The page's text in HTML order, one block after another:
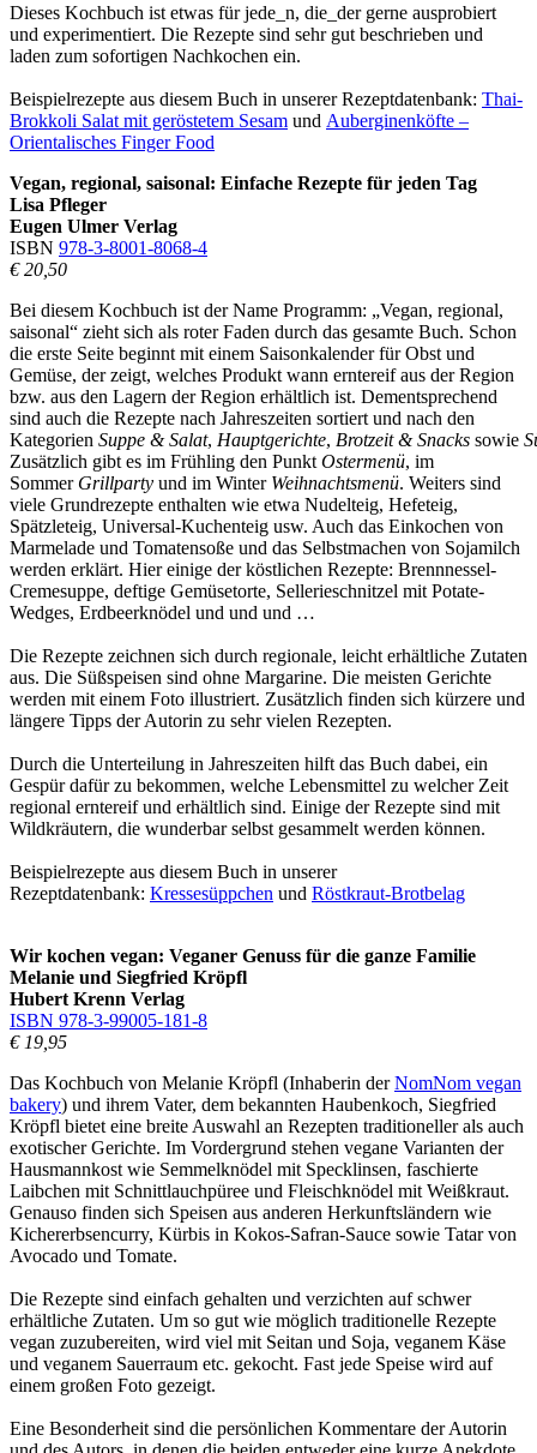
Dieses Kochbuch ist etwas für jede_n, die_der gerne ausprobiert
und experimentiert. Die Rezepte sind sehr gut beschrieben und
laden zum sofortigen Nachkochen ein.
Beispielrezepte aus diesem Buch in unserer Rezeptdatenbank: Thai-
Brokkoli Salat mit geröstetem Sesam und Auberginenköfte –
Orientalisches Finger Food
Vegan, regional, saisonal: Einfache Rezepte für jeden Tag
Lisa Pfleger
Eugen Ulmer Verlag
ISBN 978-3-8001-8068-4
€ 20,50
Bei diesem Kochbuch ist der Name Programm: „Vegan, regional,
saisonal“ zieht sich als roter Faden durch das gesamte Buch. Schon
die erste Seite beginnt mit einem Saisonkalender für Obst und
Gemüse, der zeigt, welches Produkt wann erntereif aus der Region
bzw. aus den Lagern der Region erhältlich ist. Dementsprechend
sind auch die Rezepte nach Jahreszeiten sortiert und nach den
Kategorien Suppe & Salat, Hauptgerichte, Brotzeit & Snacks sowie
Zusätzlich gibt es im Frühling den Punkt Ostermenü, im
Sommer Grillparty und im Winter Weihnachtsmenü. Weiters sind
viele Grundrezepte enthalten wie etwa Nudelteig, Hefeteig,
Spätzleteig, Universal-Kuchenteig usw. Auch das Einkochen von
Marmelade und Tomatensoße und das Selbstmachen von Sojamilch
werden erklärt. Hier einige der köstlichen Rezepte: Brennnessel-
Cremesuppe, deftige Gemüsetorte, Sellerieschnitzel mit Potate-
Wedges, Erdbeerknödel und und und …
Die Rezepte zeichnen sich durch regionale, leicht erhältliche Zutaten
aus. Die Süßspeisen sind ohne Margarine. Die meisten Gerichte
werden mit einem Foto illustriert. Zusätzlich finden sich kürzere und
längere Tipps der Autorin zu sehr vielen Rezepten.
Durch die Unterteilung in Jahreszeiten hilft das Buch dabei, ein
Gespür dafür zu bekommen, welche Lebensmittel zu welcher Zeit
regional erntereif und erhältlich sind. Einige der Rezepte sind mit
Wildkräutern, die wunderbar selbst gesammelt werden können.
Beispielrezepte aus diesem Buch in unserer
Rezeptdatenbank: Kressesüppchen und Röstkraut-Brotbelag
Wir kochen vegan: Veganer Genuss für die ganze Familie
Melanie und Siegfried Kröpfl
Hubert Krenn Verlag
ISBN 978-3-99005-181-8
€ 19,95
Das Kochbuch von Melanie Kröpfl (Inhaberin derNomNom vegan
bakery) und ihrem Vater, dem bekannten Haubenkoch, Siegfried
Kröpfl bietet eine breite Auswahl an Rezepten traditioneller als auch
exotischer Gerichte. Im Vordergrund stehen vegane Varianten der
Hausmannkost wie Semmelknödel mit Specklinsen, faschierte
Laibchen mit Schnittlauchpüree und Fleischknödel mit Weißkraut.
Genauso finden sich Speisen aus anderen Herkunftsländern wie
Kichererbsencurry, Kürbis in Kokos-Safran-Sauce sowie Tatar von
Avocado und Tomate.
Die Rezepte sind einfach gehalten und verzichten auf schwer
erhältliche Zutaten. Um so gut wie möglich traditionelle Rezepte
vegan zuzubereiten, wird viel mit Seitan und Soja, veganem Käse
und veganem Sauerraum etc. gekocht. Fast jede Speise wird auf
einem großen Foto gezeigt.
Eine Besonderheit sind die persönlichen Kommentare der Autorin